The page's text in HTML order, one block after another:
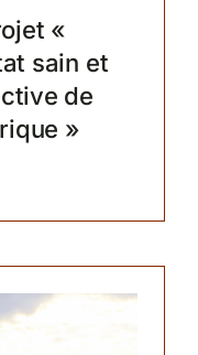
«
sain et
de
»